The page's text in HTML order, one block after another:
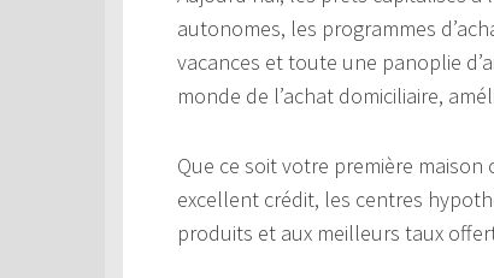
autonomes, les programmes
vacances et toute une panoplie
monde de l’achat domiciliaire,
Que ce soit votre première
excellent crédit, les centres
produits et aux meilleurs taux